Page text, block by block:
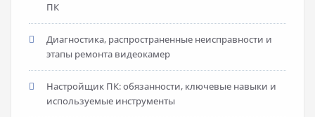
ПК
Диагностика, распространенные неисправности и
этапы ремонта видеокамер
Настройщик ПК: обязанности, ключевые навыки и
используемые инструменты